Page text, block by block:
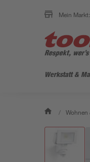
Mein Markt:
Werkstatt &
/ Wohnen